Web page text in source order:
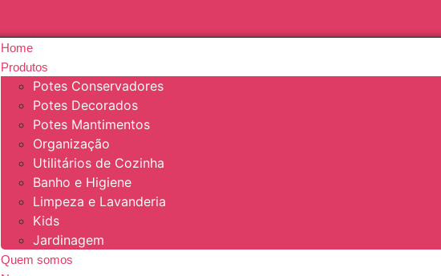
Home
Produtos
Potes Conservadores
Potes Decorados
Potes Mantimentos
Organização
Utilitários de Cozinha
Banho e Higiene
Limpeza e Lavanderia
Kids
Jardinagem
Quem somos